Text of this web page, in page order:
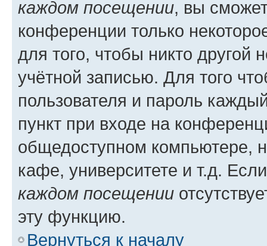
каждом посещении, вы
конференции только
для того, чтобы никто другой
учётной записью. Для того
пользователя и пароль
пункт при входе на
общедоступном компьютере,
кафе, университете и т.д.
каждом посещении
эту функцию.
Вернуться к началу